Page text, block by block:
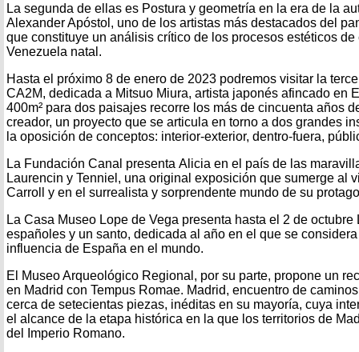
La segunda de ellas es Postura y geometría en la era de la
Alexander Apóstol, uno de los artistas más destacados del
que constituye un análisis crítico de los procesos estéticos
Venezuela natal.
Hasta el próximo 8 de enero de 2023 podremos visitar la
CA2M, dedicada a Mitsuo Miura, artista japonés afincado en
400m² para dos paisajes recorre los más de cincuenta años
creador, un proyecto que se articula en torno a dos grandes
la oposición de conceptos: interior-exterior, dentro-fuera,
La Fundación Canal presenta Alicia en el país de las
Laurencin y Tenniel, una original exposición que sumerge al
Carroll y en el surrealista y sorprendente mundo de su
La Casa Museo Lope de Vega presenta hasta el 2 de
españoles y un santo, dedicada al año en el que se
influencia de España en el mundo.
El Museo Arqueológico Regional, por su parte, propone un
en Madrid con Tempus Romae. Madrid, encuentro de
cerca de setecientas piezas, inéditas en su mayoría, cuya
el alcance de la etapa histórica en la que los territorios de
del Imperio Romano.